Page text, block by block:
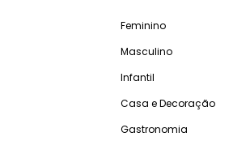
Feminino
Masculino
Infantil
Casa e Decoração
Gastronomia